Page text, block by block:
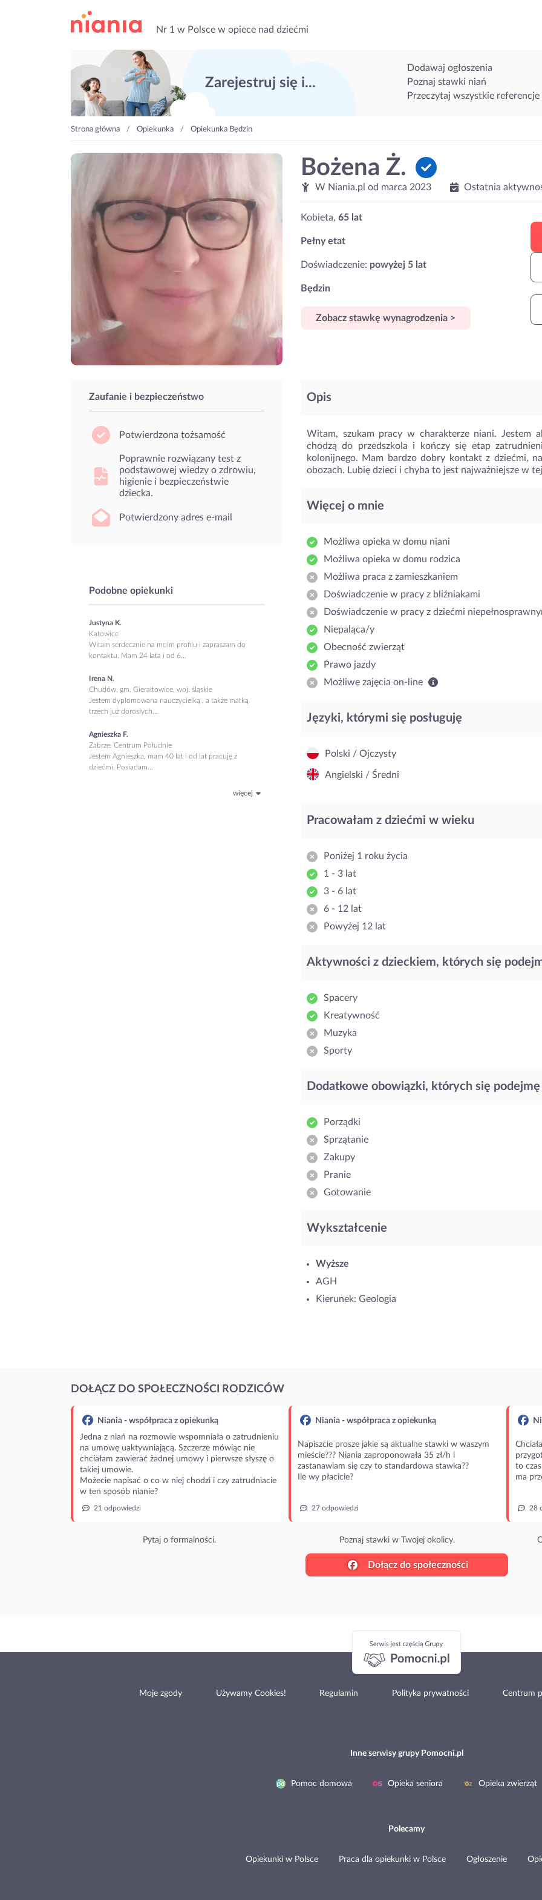
Nr 1 w Polsce w opiece nad dziećmi
Zarejestruj się i...
Dodawaj ogłoszenia
Poznaj stawki niań
Przeczytaj wszystkie referencje
Strona główna Opiekunka Opiekunka Będzin
Bożena Ż.
W Niania.pl od marca 2023 Ostatnia
Kobieta, 65 lat
Pełny etat
Doświadczenie: powyżej 5 lat
Będzin
Zobacz stawkę wynagrodzenia >
Zaufanie i bezpieczeństwo
Potwierdzona tożsamość
Poprawnie rozwiązany test z
podstawowej wiedzy o zdrowiu,
higienie i bezpieczeństwie
dziecka.
Potwierdzony adres e-mail
Podobne opiekunki
Justyna K.
Katowice
Witam serdecznie na moim profilu i zapraszam do
kontaktu. Mam 24 lata i od 6...
Irena N.
Chudów, gm. Gierałtowice, woj. śląskie
Jestem dyplomowana nauczycielką , a także matką
trzech już dorosłych...
Agnieszka F.
Zabrze, Centrum Południe
Jestem Agnieszka, mam 40 lat i od lat pracuję z
dziećmi. Posiadam...
więcej
Opis
Witam, szukam pracy w charakterze niani. Jestem
chodzą do przedszkola i kończy się etap
kolonijnego. Mam bardzo dobry kontakt z dziećmi,
obozach. Lubię dzieci i chyba to jest najważniejsze w
Więcej o mnie
Możliwa opieka w domu niani
Możliwa opieka w domu rodzica
Możliwa praca z zamieszkaniem
Doświadczenie w pracy z bliźniakami
Doświadczenie w pracy z dziećmi
Niepaląca/y
Obecność zwierząt
Prawo jazdy
Możliwe zajęcia on-line
Języki, którymi się posługuję
Polski / Ojczysty
Angielski / Średni
Pracowałam z dziećmi w wieku
Poniżej 1 roku życia
1 - 3 lat
3 - 6 lat
6 - 12 lat
Powyżej 12 lat
Aktywności z dzieckiem, których się
Spacery
Kreatywność
Muzyka
Sporty
Dodatkowe obowiązki, których się podejmę
Porządki
Sprzątanie
Zakupy
Pranie
Gotowanie
Wykształcenie
Wyższe
AGH
Kierunek: Geologia
DOŁĄCZ DO SPOŁECZNOŚCI RODZICÓW
Niania - współpraca z opiekunką
Jedna z niań na rozmowie wspomniała o zatrudnieniu
na umowę uaktywniającą. Szczerze mówiąc nie
chciałam zawierać żadnej umowy i pierwsze słyszę o
takiej umowie.
Możecie napisać o co w niej chodzi i czy zatrudniacie
w ten sposób nianie?
21 odpowiedzi
Pytaj o formalności.
Niania - współpraca z opiekunką
Napiszcie prosze jakie są aktualne stawki w waszym
mieście??? Niania zaproponowała 35 zł/h i
zastanawiam się czy to standardowa stawka??
Ile wy płacicie?
27 odpowiedzi
Poznaj stawki w Twojej okolicy.
to
ma
28
Dołącz do społeczności
Moje zgody Używamy Cookies! Regulamin Polityka prywatności Centrum
Inne serwisy grupy Pomocni.pl
Pomoc domowa Opieka seniora Opieka zwierząt
Polecamy
Opiekunki w Polsce Praca dla opiekunki w Polsce Ogłoszenie